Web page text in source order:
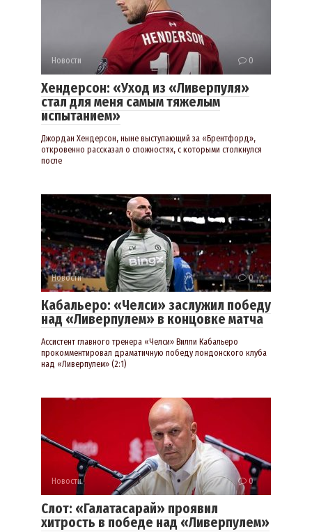
Новости 0
Хендерсон: «Уход из «Ливерпуля»
стал для меня самым тяжелым
испытанием»
Джордан Хендерсон, ныне выступающий за «Брентфорд»,
откровенно рассказал о сложностях, с которыми столкнулся
после
Новости 0
Кабальеро: «Челси» заслужил победу
над «Ливерпулем» в концовке матча
Ассистент главного тренера «Челси» Вилли Кабальеро
прокомментировал драматичную победу лондонского клуба
над «Ливерпулем» (2:1)
Новости 0
Слот: «Галатасарай» проявил
хитрость в победе над «Ливерпулем»